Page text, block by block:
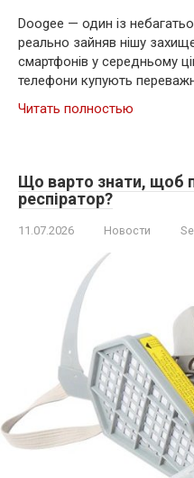
Doogee — один із
реально зайняв нішу
смартфонів у середньому
телефони купують
Читать полностью
Що варто знати, щоб
респіратор?
11.07.2026 Новости